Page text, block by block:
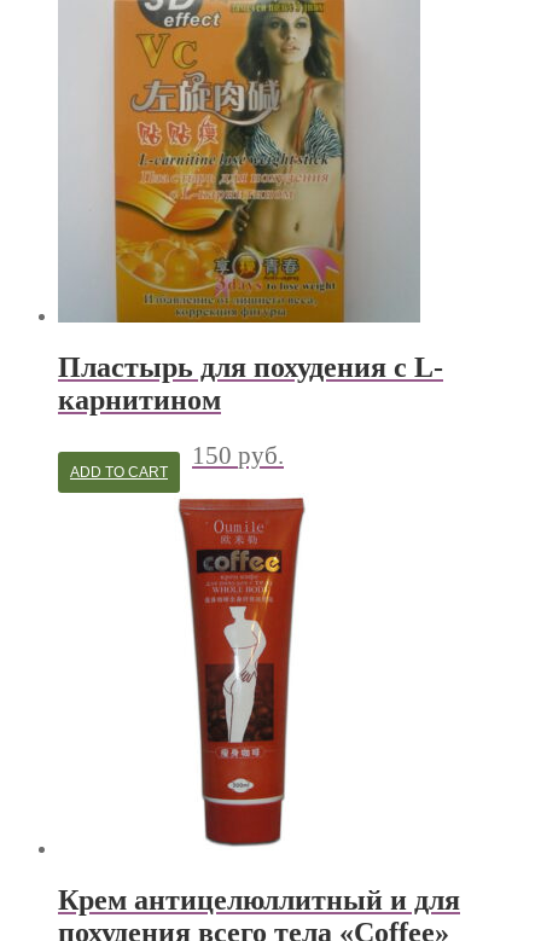
Пластырь для похудения с L-
карнитином
150 руб.
ADD TO CART
Крем антицелюллитный и для
похудения всего тела «Coffee»